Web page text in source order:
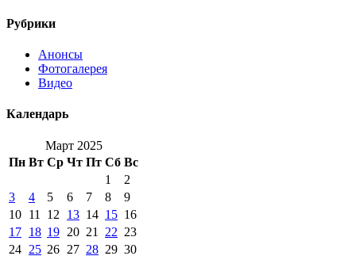
Рубрики
Анонсы
Фотогалерея
Видео
Календарь
Март 2025
Пн Вт Ср Чт Пт Сб Вс
1
2
3
4 5 6 7 8
9
10 11 12 13 14 15 16
17 18 19 20 21 22 23
24 25 26 27 28 29 30